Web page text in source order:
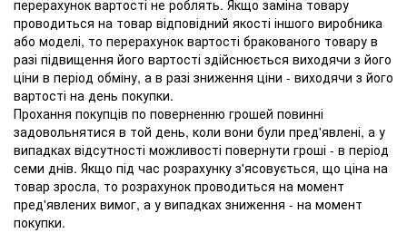
перерахунок вартості не роблять. Якщо заміна товару
проводиться на товар відповідний якості іншого виробника
або моделі, то перерахунок вартості бракованого товару в
разі підвищення його вартості здійснюється виходячи з його
ціни в період обміну, а в разі зниження ціни - виходячи з його
вартості на день покупки.
Прохання покупців по поверненню грошей повинні
задовольнятися в той день, коли вони були пред'явлені, а у
випадках відсутності можливості повернути гроші - в період
семи днів. Якщо під час розрахунку з'ясовується, що ціна на
товар зросла, то розрахунок проводиться на момент
пред'явлених вимог, а у випадках зниження - на момент
покупки.